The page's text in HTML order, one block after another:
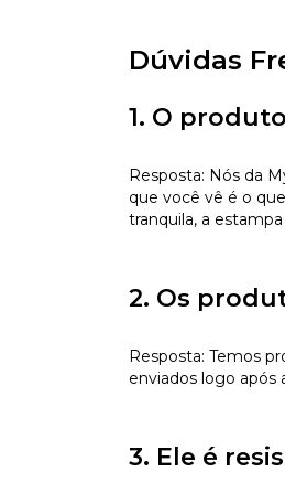
Dúvidas
1. O
Resposta: Nós da
que você vê é o
tranquila, a
2. Os
Resposta: Temos
enviados logo após
3. Ele é